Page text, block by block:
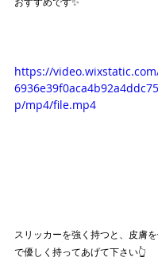
https://
p/mp4/file.mp4
スリッカーを強く持つと、皮膚
で優しく持ってあげて下さい👆